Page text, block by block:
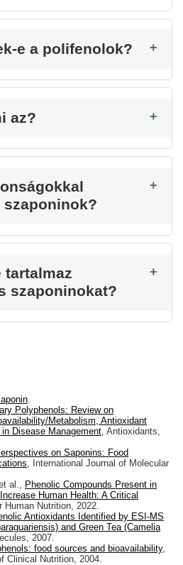
e a polifenolok?
az?
szaponinok?
tartalmaz
szaponinokat?
Polyphenols: Review on
Metabolism, Antioxidant
Disease Management , Antioxidants,
on Saponins: Food
, International Journal of Molecular
al., Phenolic Compounds Present in
Human Health: A Critical
Nutrition, 2022.
Antioxidants Identified by ESI-MS
and Green Tea (Camelia
2007.
food sources and bioavailability,
Clinical Nutrition, 2004.